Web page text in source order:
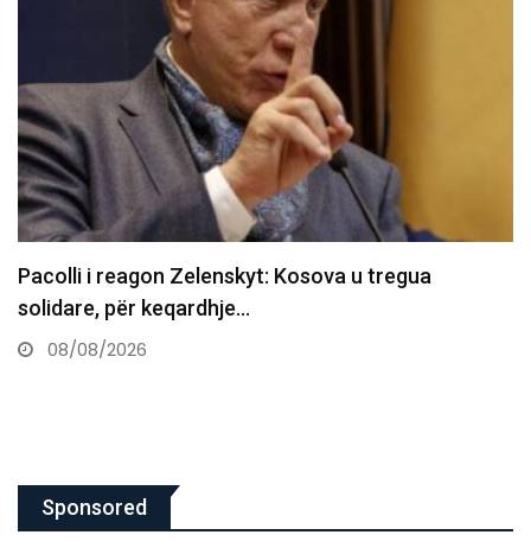
U ofroi 20 euro policëve për t’i shpëtuar gjobës,
arrestohet…
08/08/2026
Sponsored